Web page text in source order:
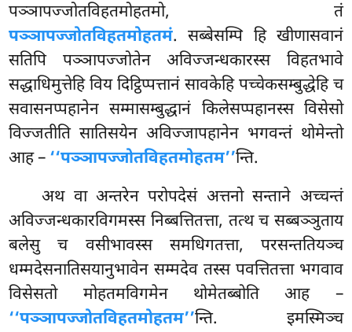
पञ्ञापज्जोतविहतमोहतमो, तं
पञ्ञापज्जोतविहतमोहतमं. सब्बेसम्पि हि खीणासवानं
सतिपि पञ्ञापज्जोतेन अविज्जन्धकारस्स विहतभावे
सद्धाधिमुत्तेहि विय दिट्ठिप्पत्तानं सावकेहि पच्चेकसम्बुद्धेहि च
सवासनप्पहानेन सम्मासम्बुद्धानं किलेसप्पहानस्स विसेसो
विज्जतीति सातिसयेन अविज्जापहानेन भगवन्तं थोमेन्तो
आह – ‘‘पञ्ञापज्जोतविहतमोहतम’’न्ति.
अथ वा अन्तरेन परोपदेसं अत्तनो सन्ताने अच्चन्तं
अविज्जन्धकारविगमस्स निब्बत्तितत्ता, तत्थ च सब्बञ्ञुताय
बलेसु च वसीभावस्स समधिगतत्ता, परसन्ततियञ्च
धम्मदेसनातिसयानुभावेन सम्मदेव तस्स पवत्तितत्ता भगवाव
विसेसतो मोहतमविगमेन थोमेतब्बोति आह –
‘‘पञ्ञापज्जोतविहतमोहतम’’न्ति. इमस्मिञ्च